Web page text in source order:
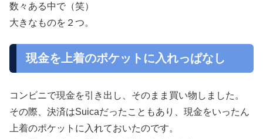
数々ある中で（笑）
大きなものを２つ。
現金を上着のポケットに入れっぱなし
コンビニで現金を引き出し、そのまま買い物しました。
その際、決済はSuicaだったこともあり、現金をいったん
上着のポケットに入れておいたのです。